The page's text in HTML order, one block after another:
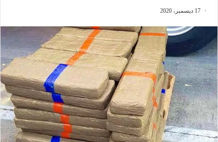
17 ديسمبر، 2020